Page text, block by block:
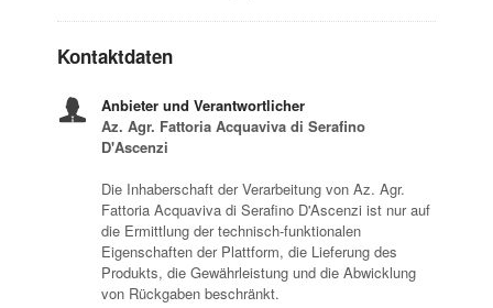
Kontaktdaten
Anbieter und Verantwortlicher
Az. Agr. Fattoria Acquaviva di Serafino
D'Ascenzi
Die Inhaberschaft der Verarbeitung von Az. Agr.
Fattoria Acquaviva di Serafino D'Ascenzi ist nur auf
die Ermittlung der technisch-funktionalen
Eigenschaften der Plattform, die Lieferung des
Produkts, die Gewährleistung und die Abwicklung
von Rückgaben beschränkt.